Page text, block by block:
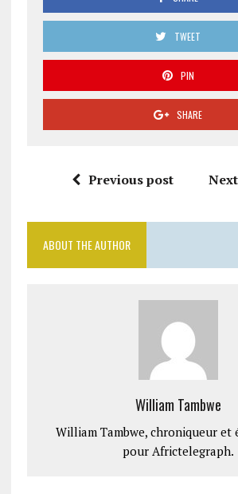
TWEET
PIN
SHARE
Previous post
ABOUT THE AUTHOR
William Tambwe
William Tambwe, chroniqueur et
pour Africtelegraph.